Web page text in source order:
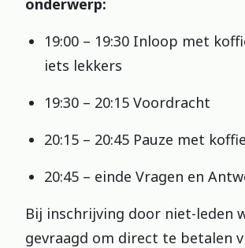
onderwerp:
19:00 – 19:30 Inloop met
iets lekkers
19:30 – 20:15 Voordracht
20:15 – 20:45 Pauze met
20:45 – einde Vragen en
Bij inschrijving door niet-leden
gevraagd om direct te betalen